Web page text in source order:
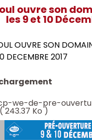
ouvre son
les 9 et 10
OUVRE SON
DECEMBRE 2017
we-de-pre-
( 243.37 Ko )